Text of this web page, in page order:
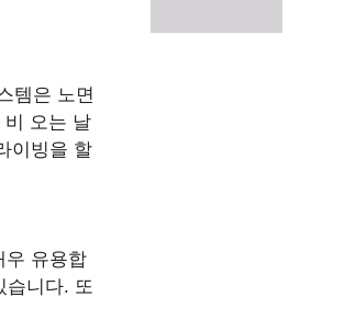
템은 노면
비 오는 날
이빙을 할
우 유용합
습니다. 또